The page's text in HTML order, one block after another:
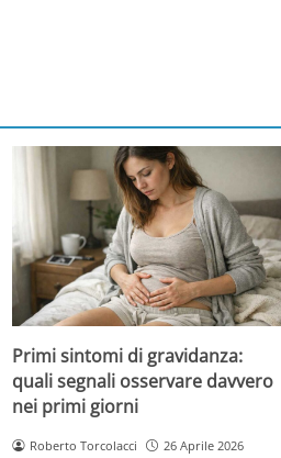
Primi sintomi di gravidanza:
quali segnali osservare davvero
nei primi giorni
Roberto Torcolacci 26 Aprile 2026